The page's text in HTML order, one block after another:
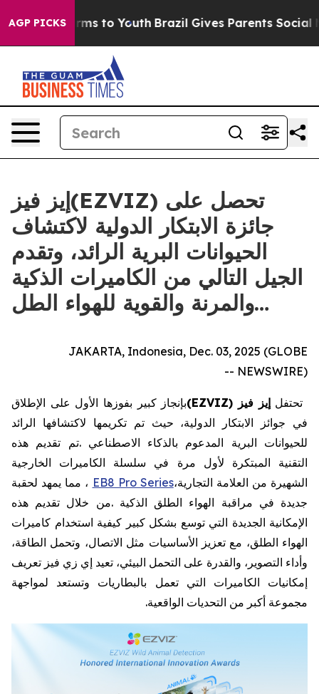
AGP PICKS
Harms to Youth Brazil Gives Parents Social
إيز فيز(EZVIZ) تحصل على
جائزة الابتكار الدولية لاكتشاف
الحيوانات البرية الرائد، وتقدم
الجيل التالي من الكاميرات الذكية
والمرنة والقوية للهواء الطل…
JAKARTA, Indonesia, Dec. 03, 2025 (GLOBE
NEWSWIRE) --
تحتفل إيز فيز (EZVIZ) بإنجاز كبير بفوزها الأول على الإطلاق
في جوائز الابتكار الدولية، حيث تم تكريمها لاكتشافها الرائد
للحيوانات البرية المدعوم بالذكاء الاصطناعي .تم تقديم هذه
التقنية
المبتكرة لأول مرة في سلسلة الكاميرات
الخارجية
الشهيرة من العلامة التجارية،EB8 Pro Series ، مما يمهد لحقبة
جديدة في مراقبة الهواء الطلق الذكية .من خلال تقديم هذه
الإمكانية الجديدة التي توسع بشكل كبير كيفية استخدام كاميرات
الهواء الطلق، مع تعزيز الأساسيات مثل الاتصال، وتحمل الطاقة،
وأداء التصوير، والقدرة على التحمل البيئي، تعيد إي زي فيز تعريف
إمكانيات
الكاميرات التي تعمل بالبطاريات وتستعد
لمواجهة
مجموعة أكبر من التحديات الواقعية.